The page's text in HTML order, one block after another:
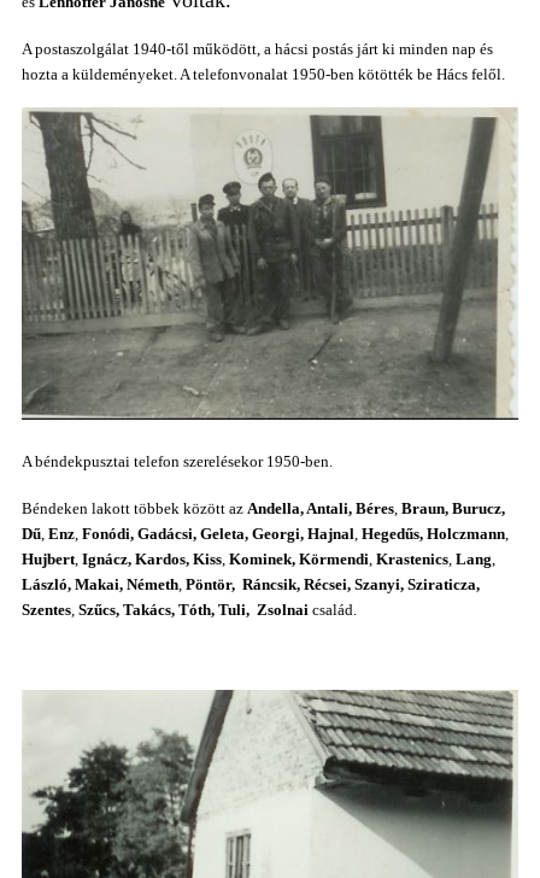
A postaszolgálat 1940-től működött, a hácsi postás járt ki minden nap és
hozta a küldeményeket. A telefonvonalat 1950-ben kötötték be Hács felől.
A béndekpusztai telefon szerelésekor 1950-ben.
Béndeken lakott többek között az Andella, Antali, Béres Braun, Burucz,
Dű Enz Fonódi, Gadácsi, Geleta, Georgi, Hajnal Hegedűs, Holczmann
Hujbert Ignácz, Kardos, Kiss Kominek, Körmendi Krastenics Lang
László, Makai, Németh Pöntör, Ráncsik, Récsei, Szanyi, Sziraticza,
Szentes Szűcs, Takács, Tóth, Tuli, Zsolnai család.